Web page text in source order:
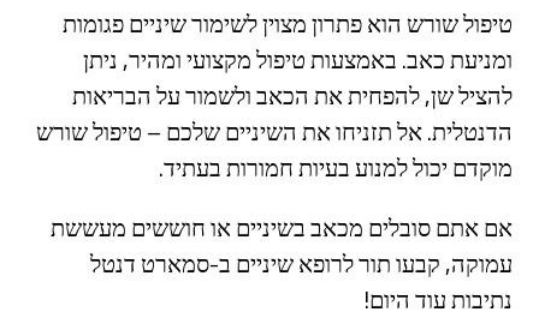
טיפול שורש הוא פתרון מצוין לשימור שיניים פגומות
ומניעת כאב. באמצעות טיפול מקצועי ומהיר, ניתן
להציל שן, להפחית את הכאב ולשמור על הבריאות
הדנטלית. אל תזניחו את השיניים שלכם – טיפול שורש
מוקדם יכול למנוע בעיות חמורות בעתיד.
אם אתם סובלים מכאב בשיניים או חוששים מעששת
עמוקה, קבעו תור לרופא שיניים ב-סמארט דנטל
נתיבות עוד היום!